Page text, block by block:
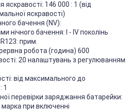
яскравості: 146 000 : 1 (від
яскравості)
бачення (NV):
нічного бачення: I - IV поколінь
прим.
робота (година) 600
20 налаштувань з регулюванням
від максимального до
1
перевірки заряджання батарейки:
при включенні